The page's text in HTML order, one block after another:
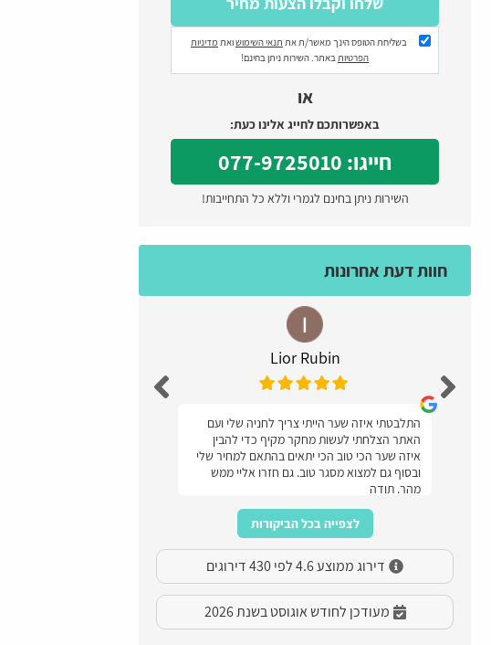
בשליחת הטופס הינך מאשר/ת את תנאי השימושואת מדיניות
הפרטיותבאתר. השירות ניתן בחינם!
או
באפשרותכם לחייג אלינו כעת:
חייגו: 077-9725010
השירות ניתן בחינם לגמרי וללא כל התחייבות!
חוות דעת אחרונות
Lior Rubin
התלבטתי איזה שער הייתי צריך לחניה שלי ועם
האתר הצלחתי לעשות מחקר מקיף כדי להבין
איזה שער הכי טוב הכי יתאים בהתאם למחיר שלי
ובסוף גם למצוא מסגר טוב. גם חזרו אליי ממש
מהר. תודה
לצפייה בכל הביקורות
דירוג ממוצע 4.6 לפי 430 דירוגים
מעודכן לחודש אוגוסט בשנת 2026